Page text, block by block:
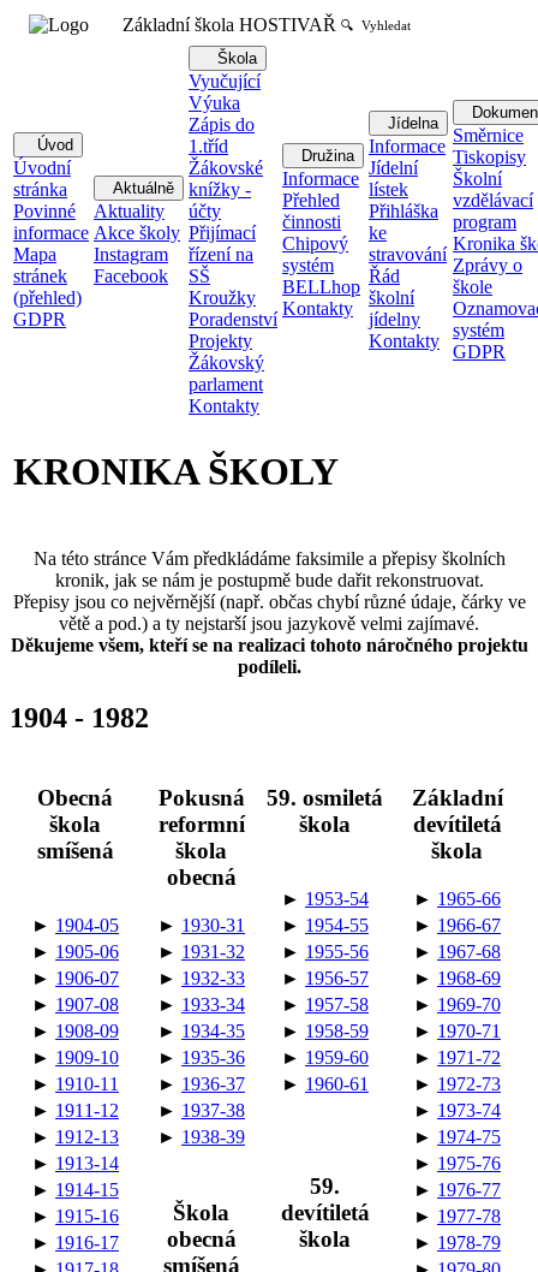
Základní škola HOSTIVAŘ 🔍 Vyhledat
Úvod
Úvodní
stránka
Povinné
informace
Mapa
stránek
(přehled)
GDPR
Aktuálně
Aktuality
Akce školy
Instagram
Facebook
Škola
Vyučující
Výuka
Zápis do
1.tříd
Žákovské
knížky -
účty
Přijímací
řízení na
SŠ
Kroužky
Poradenství
Projekty
Žákovský
parlament
Kontakty
Družina
Informace
Přehled
činnosti
Chipový
systém
BELLhop
Kontakty
Jídelna
Informace
Jídelní
lístek
Přihláška
ke
stravování
Řád
školní
jídelny
Kontakty
Směrnice
Tiskopisy
Školní
vzdělávací
program
Kronika
Zprávy o
škole
systém
GDPR
KRONIKA ŠKOLY
Na této stránce Vám předkládáme faksimile a přepisy školních
kronik, jak se nám je postupmě bude dařit rekonstruovat.
Přepisy jsou co nejvěrnější (např. občas chybí různé údaje, čárky ve
větě a pod.) a ty nejstarší jsou jazykově velmi zajímavé.
Děkujeme všem, kteří se na realizaci tohoto náročného projektu
podíleli.
1904 - 1982
Obecná
škola
smíšená
► 1904-05
► 1905-06
► 1906-07
► 1907-08
► 1908-09
► 1909-10
► 1910-11
► 1911-12
► 1912-13
► 1913-14
► 1914-15
► 1915-16
► 1916-17
Pokusná
reformní
škola
obecná
► 1930-31
► 1931-32
► 1932-33
► 1933-34
► 1934-35
► 1935-36
► 1936-37
► 1937-38
► 1938-39
Škola
obecná
smíšená
59. osmiletá
škola
► 1953-54
► 1954-55
► 1955-56
► 1956-57
► 1957-58
► 1958-59
► 1959-60
► 1960-61
59.
devítiletá
škola
Základní
devítiletá
škola
► 1965-66
► 1966-67
► 1967-68
► 1968-69
► 1969-70
► 1970-71
► 1971-72
► 1972-73
► 1973-74
► 1974-75
► 1975-76
► 1976-77
► 1977-78
► 1978-79